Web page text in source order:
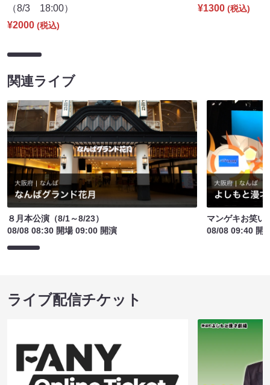
（8/3 18:00）
¥2000 (税込)
¥1300 (税込)
関連ライブ
８月本公演（8/1～8/23）
08/08 08:30 開場 09:00 開演
マンゲキお笑い
08/08 09:40 開
ライブ配信チケット